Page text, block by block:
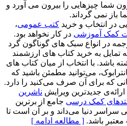
شما چیزهایی را بیرون می آورد و
باز نمی گرداند.
در انتخاب و خرید کتب عمومی،
کمک آموزشی در کار نخواهد بود.
در انواع سبک های گوناگون گرد
تمایل به خرید کتاب های ارزشمند
باشد. با انتخاب از میان کتاب های
می‌توانید مطمئن باشید که
که برای آن صرف می‌کنید را دارد.
جدیدترین ویرایش ناشرین
کمک درسی جامع از برترین
سراسر دنیا می‌داند و بر آن است تا
باشد. [ مطالعه ادامه ]